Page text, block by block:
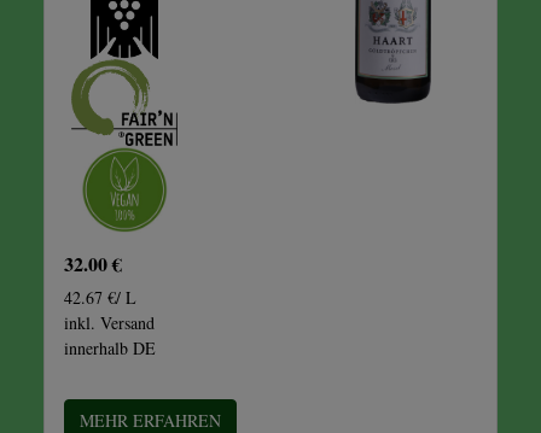
32.00 €
42.67 €/ L
inkl. Versand
innerhalb DE
MEHR ERFAHREN